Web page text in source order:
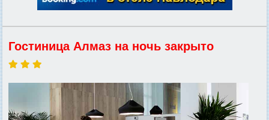
Гостиница Алмаз на ночь закрыто